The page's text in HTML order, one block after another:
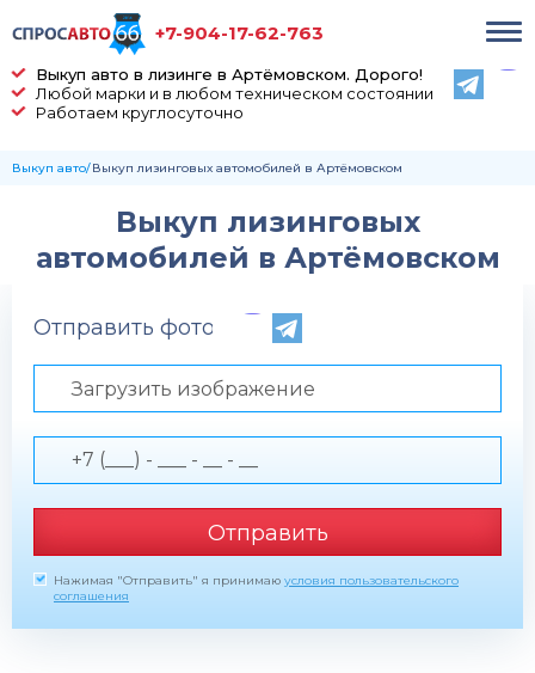
Выкуп авто в лизинге в Артёмовском. Дорого!
Любой марки и в любом техническом состоянии
Работаем круглосуточно
+7-904-17-62-763
Выкуп авто Выкуп лизинговых автомобилей в Артёмовском
Выкуп лизинговых
автомобилей в Артёмовском
Отправить фото по телефону
Загрузить изображение
Отправить
Нажимая "Отправить" я принимаю условия пользовательского
соглашения